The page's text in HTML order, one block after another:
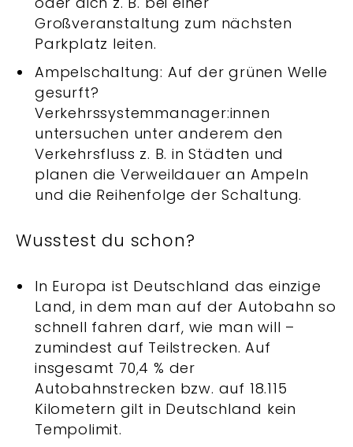
Großveranstaltung zum nächsten
Parkplatz leiten.
Ampelschaltung: Auf der grünen Welle
gesurft?
Verkehrssystemmanager:innen
untersuchen unter anderem den
Verkehrsfluss z. B. in Städten und
planen die Verweildauer an Ampeln
und die Reihenfolge der Schaltung.
Wusstest du schon?
In Europa ist Deutschland das einzige
Land, in dem man auf der Autobahn so
schnell fahren darf, wie man will –
zumindest auf Teilstrecken. Auf
insgesamt 70,4 % der
Autobahnstrecken bzw. auf 18.115
Kilometern gilt in Deutschland kein
Tempolimit.